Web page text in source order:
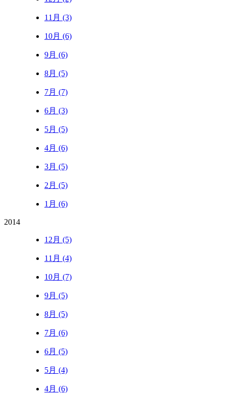
11月 (3)
10月 (6)
9月 (6)
8月 (5)
7月 (7)
6月 (3)
5月 (5)
4月 (6)
3月 (5)
2月 (5)
1月 (6)
2014
12月 (5)
11月 (4)
10月 (7)
9月 (5)
8月 (5)
7月 (6)
6月 (5)
5月 (4)
4月 (6)